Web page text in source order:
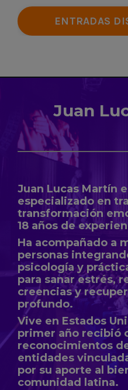
ENTRADAS
Juan
Juan Lucas Martín
especializado en
transformación
18 años de
Ha acompañado a
personas
psicología y
para sanar estrés,
creencias y
profundo.
Vive en Estados
primer año recibió
reconocimientos
entidades
por su aporte al
comunidad latina.